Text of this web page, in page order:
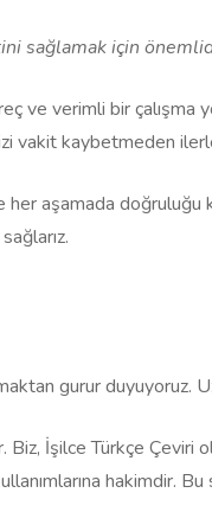
sağlamak için
ve verimli bir çalışma
vakit kaybetmeden
her aşamada
gurur duyuyoruz.
Biz, İşilce Türkçe
hakimdir.